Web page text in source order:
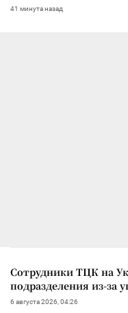
41 минута назад
Сотрудники ТЦК на
подразделения из-за
6 августа 2026, 04:26